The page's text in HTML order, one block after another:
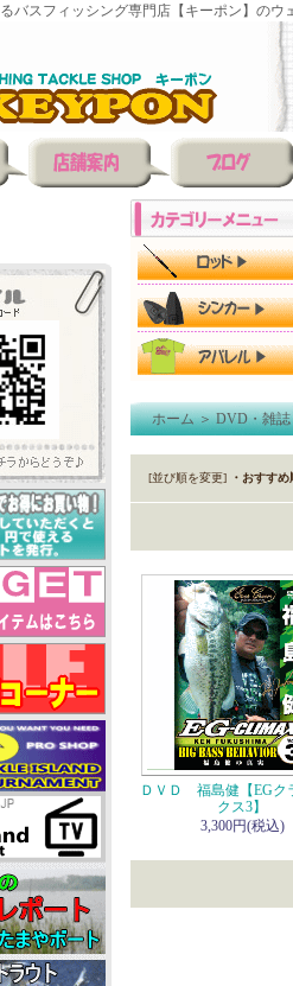
バスフィッシング専門店【キーポン】のウ
ホーム＞DVD・雑誌
[並び順を変更] ・おすすめ
ＤＶＤ 福島健【EGク
クス3】
3,300円(税込)